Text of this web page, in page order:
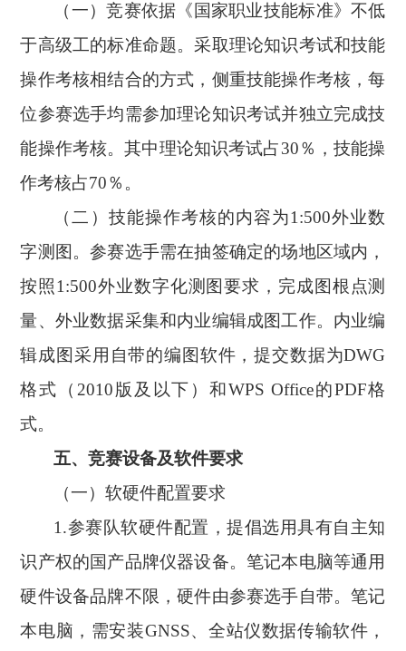
（一）竞赛依据《国家职业技能标准》不低
于高级工的标准命题。采取理论知识考试和技能
操作考核相结合的方式，侧重技能操作考核，每
位参赛选手均需参加理论知识考试并独立完成技
能操作考核。其中理论知识考试占30％，技能操
作考核占70％。
（二）技能操作考核的内容为1:500外业数
字测图。参赛选手需在抽签确定的场地区域内，
按照1:500外业数字化测图要求，完成图根点测
量、外业数据采集和内业编辑成图工作。内业编
辑成图采用自带的编图软件，提交数据为DWG
格式（2010版及以下）和WPS Office的PDF格
式。
五、竞赛设备及软件要求
（一）软硬件配置要求
1.参赛队软硬件配置，提倡选用具有自主知
识产权的国产品牌仪器设备。笔记本电脑等通用
硬件设备品牌不限，硬件由参赛选手自带。笔记
本电脑，需安装GNSS、全站仪数据传输软件，